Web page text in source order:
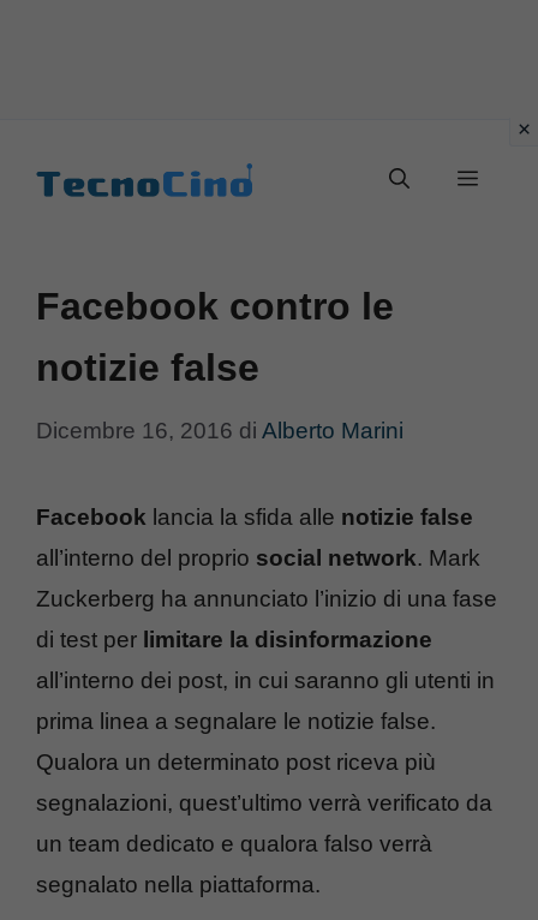
Menu
Facebook contro le
notizie false
Dicembre 16, 2016 di Alberto Marini
Facebook lancia la sfida alle notizie false
all’interno del proprio social network. Mark
Zuckerberg ha annunciato l’inizio di una fase
di test per limitare la disinformazione
all’interno dei post, in cui saranno gli utenti in
prima linea a segnalare le notizie false.
Qualora un determinato post riceva più
segnalazioni, quest’ultimo verrà verificato da
un team dedicato e qualora falso verrà
segnalato nella piattaforma.